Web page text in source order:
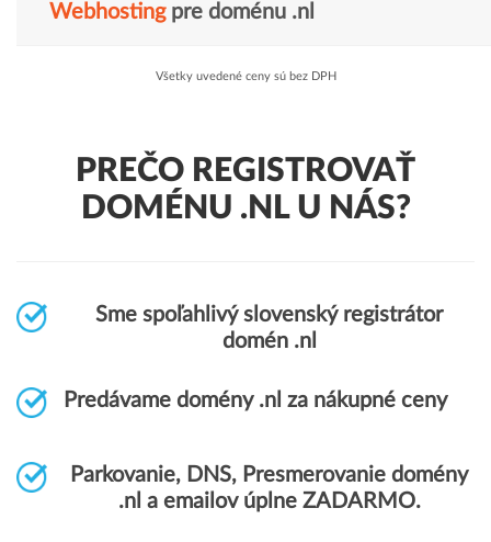
Webhostingpre doménu .nl
Všetky uvedené ceny sú bez DPH
PREČO REGISTROVAŤ
DOMÉNU .NL U NÁS?
Sme spoľahlivý slovenský registrátor
domén .nl
Predávame domény .nl za nákupné ceny
Parkovanie, DNS, Presmerovanie domény
.nl a emailov úplne ZADARMO.